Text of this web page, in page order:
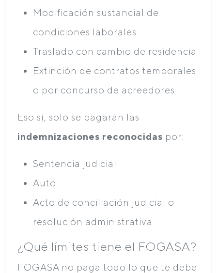
Modificación sustancial de
condiciones laborales
Traslado con cambio de residencia
Extinción de contratos temporales
o por concurso de acreedores
Eso sí, solo se pagarán las
indemnizaciones reconocidas por:
Sentencia judicial
Auto
Acto de conciliación judicial o
resolución administrativa
¿Qué límites tiene el FOGASA?
FOGASA no paga todo lo que te debe